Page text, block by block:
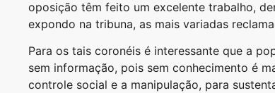
oposição têm feito um excelente trabalho,
expondo na tribuna, as mais variadas
Para os tais coronéis é interessante que a
sem informação, pois sem conhecimento é
controle social e a manipulação, para